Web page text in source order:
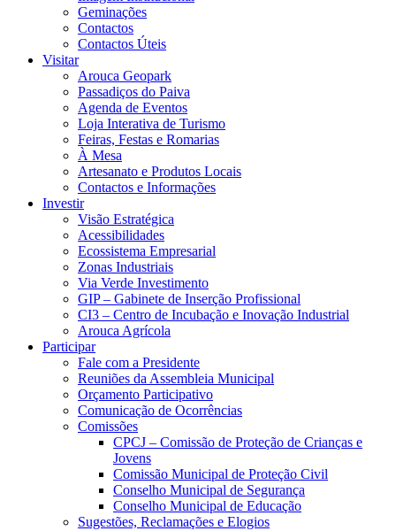
Geminações
Contactos
Contactos Úteis
Visitar
Arouca Geopark
Passadiços do Paiva
Agenda de Eventos
Loja Interativa de Turismo
Feiras, Festas e Romarias
À Mesa
Artesanato e Produtos Locais
Contactos e Informações
Investir
Visão Estratégica
Acessibilidades
Ecossistema Empresarial
Zonas Industriais
Via Verde Investimento
GIP – Gabinete de Inserção Profissional
CI3 – Centro de Incubação e Inovação Industrial
Arouca Agrícola
Participar
Fale com a Presidente
Reuniões da Assembleia Municipal
Orçamento Participativo
Comunicação de Ocorrências
Comissões
CPCJ – Comissão de Proteção de Crianças e
Jovens
Comissão Municipal de Proteção Civil
Conselho Municipal de Segurança
Conselho Municipal de Educação
Sugestões, Reclamações e Elogios